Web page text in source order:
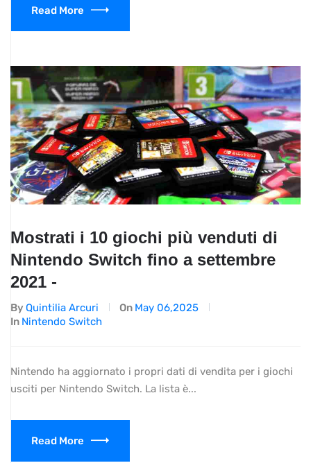
Read More
Mostrati i 10 giochi più venduti di
Nintendo Switch fino a settembre
2021 -
By Quintilia Arcuri On May 06,2025
In Nintendo Switch
Nintendo ha aggiornato i propri dati di vendita per i giochi
usciti per Nintendo Switch. La lista è...
Read More